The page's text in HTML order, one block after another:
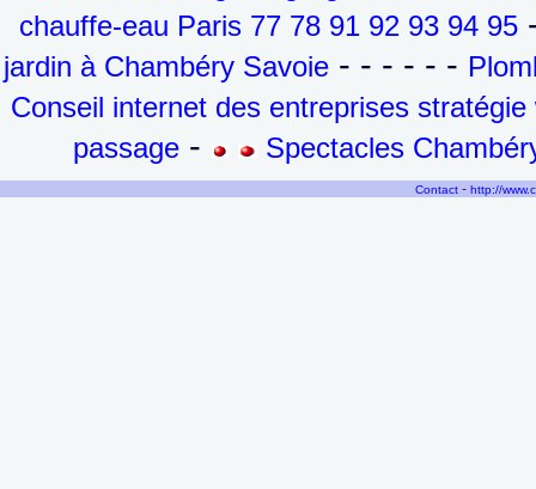
chauffe-eau Paris 77 78 91 92 93 94 95
jardin à Chambéry Savoie - - - - - -
Conseil internet des entreprises stratégie
passage - Spectacles
Contact - http://